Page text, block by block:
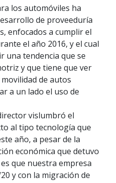
los automóviles ha
de proveeduría
enfocados a cumplir el
el año 2016, y el cual
una tendencia que se
y que tiene que ver
de autos
a un lado el uso de
vislumbró el
al tipo tecnología que
año, a pesar de la
económica que detuvo
que nuestra empresa
y con la migración de